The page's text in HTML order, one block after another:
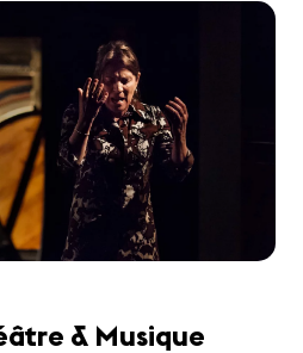
& Musique